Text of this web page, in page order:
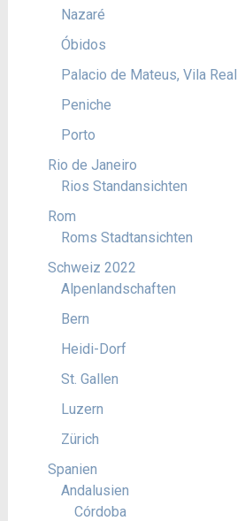
Nazaré
Óbidos
Palacio de Mateus, Vila Real
Peniche
Porto
Rio de Janeiro
Rios Standansichten
Rom
Roms Stadtansichten
Schweiz 2022
Alpenlandschaften
Bern
Heidi-Dorf
St. Gallen
Luzern
Zürich
Spanien
Andalusien
Córdoba